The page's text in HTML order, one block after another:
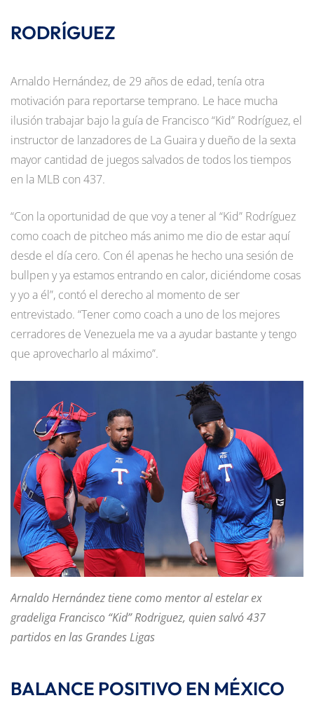
RODRÍGUEZ
Arnaldo Hernández, de 29 años de edad, tenía otra
motivación para reportarse temprano. Le hace mucha
ilusión trabajar bajo la guía de Francisco “Kid” Rodríguez, el
instructor de lanzadores de La Guaira y dueño de la sexta
mayor cantidad de juegos salvados de todos los tiempos
en la MLB con 437.
“Con la oportunidad de que voy a tener al “Kid” Rodríguez
como coach de pitcheo más animo me dio de estar aquí
desde el día cero. Con él apenas he hecho una sesión de
bullpen y ya estamos entrando en calor, diciéndome cosas
y yo a él”, contó el derecho al momento de ser
entrevistado. “Tener como coach a uno de los mejores
cerradores de Venezuela me va a ayudar bastante y tengo
que aprovecharlo al máximo”.
Arnaldo Hernández tiene como mentor al estelar ex
gradeliga Francisco “Kid” Rodriguez, quien salvó 437
partidos en las Grandes Ligas
BALANCE POSITIVO EN MÉXICO